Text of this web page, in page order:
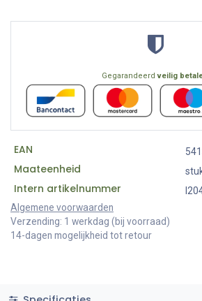
Gegarandeerdveilig
EAN
Maateenheid
Intern artikelnummer
Algemene voorwaarden
Verzending: 1 werkdag (bij voorraad)
14-dagen mogelijkheid tot retour